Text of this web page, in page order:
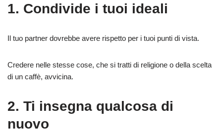
1. Condivide i tuoi ideali
Il tuo partner dovrebbe avere rispetto per i tuoi punti di vista.
Credere nelle stesse cose, che si tratti di religione o della scelta
di un caffè, avvicina.
2. Ti insegna qualcosa di
nuovo